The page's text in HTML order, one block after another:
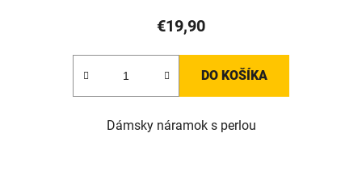
€19,90
DO KOŠÍKA
Dámsky náramok s perlou